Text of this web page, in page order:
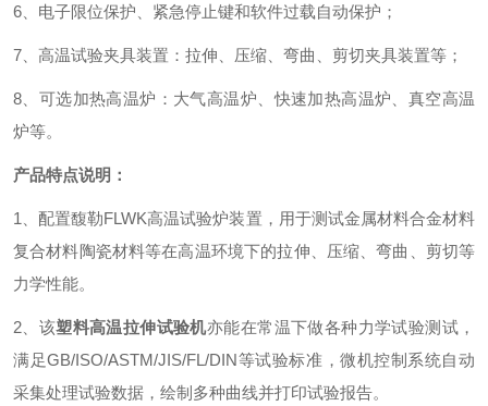
6 、电子限位保护、紧急停止键和软件过载自动保护；
7 、高温试验夹具装置：拉伸、压缩、弯曲、剪切夹具装置等；
8 、可选加热高温炉：大气高温炉、快速加热高温炉、真空高温
炉等。
产品特点说明：
1 、配置馥勒FLWK高温试验炉装置，用于测试金属材料合金材料
复合材料陶瓷材料等在高温环境下的拉伸、压缩、弯曲、剪切等
力学性能。
2 、该塑料高温拉伸试验机亦能在常温下做各种力学试验测试，
满足GB/ISO/ASTM/JIS/FL/DIN等试验标准，微机控制系统自动
采集处理试验数据，绘制多种曲线并打印试验报告。